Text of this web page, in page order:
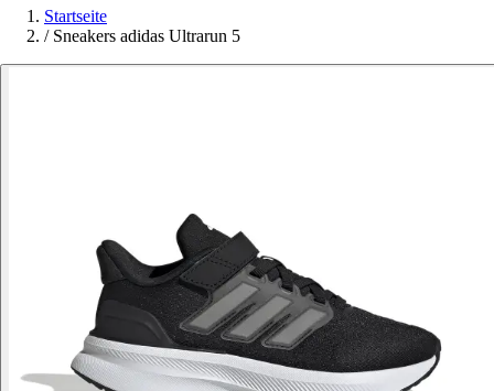
Startseite
/ Sneakers adidas Ultrarun 5